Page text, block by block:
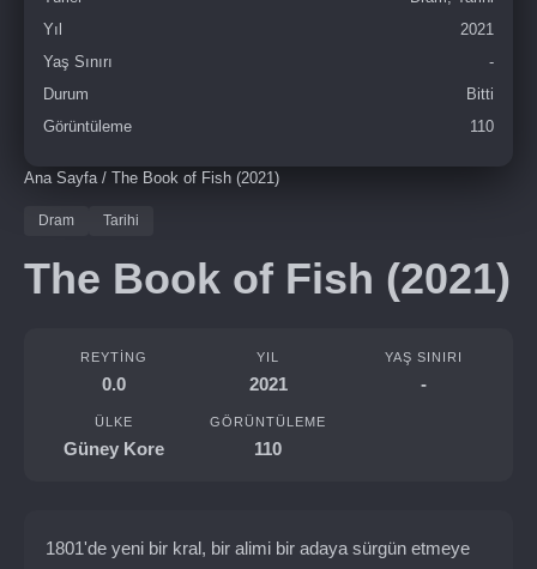
Yıl
2021
Yaş Sınırı
-
Durum
Bitti
Görüntüleme
110
Ana Sayfa/ The Book of Fish (2021)
Dram Tarihi
The Book of Fish (2021)
REYTING
0.0
YIL
2021
YAŞ SINIRI
-
ÜLKE
Güney Kore
GÖRÜNTÜLEME
110
1801'de yeni bir kral, bir alimi bir adaya sürgün etmeye